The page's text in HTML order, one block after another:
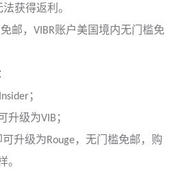
获得返利。
邮，VIBR账户美国境内无门槛免
；
升级为VIB；
升级为Rouge，无门槛免邮，购
。